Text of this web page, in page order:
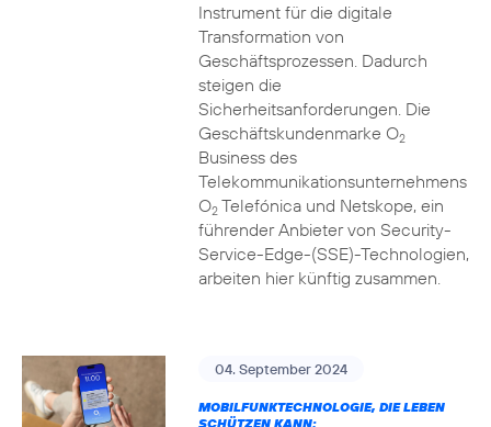
Instrument für die digitale
Transformation von
Geschäftsprozessen. Dadurch
steigen die
Sicherheitsanforderungen. Die
Geschäftskundenmarke O2
Business des
Telekommunikationsunternehmens
O2Telefónica und Netskope, ein
führender Anbieter von Security-
Service-Edge-(SSE)-Technologien,
arbeiten hier künftig zusammen.
04. September 2024
MOBILFUNKTECHNOLOGIE, DIE LEBEN
SCHÜTZEN KANN: